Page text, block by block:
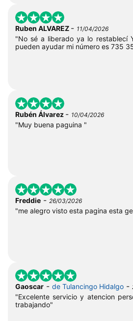
Ruben ALVAREZ - 11/04/2026
"No sé a liberado ya lo restablecí
pueden ayudar mi número es 735
Rubén Álvarez - 10/04/2026
"Muy buena paguina "
Freddie - 26/03/2026
"me alegro visto esta pagina esta
Gaoscar - de Tulancingo Hidalgo -
"Excelente servicio y atencion
trabajando"